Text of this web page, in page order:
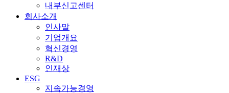
내부신고센터
회사소개
인사말
기업개요
혁신경영
R&D
인재상
ESG
지속가능경영